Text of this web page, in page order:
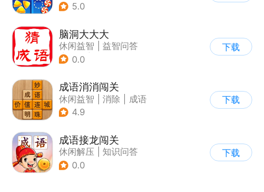
5.0
脑洞大大大
休闲益智
益智问答
| 成语
0.0
下载
成语消消闯关
休闲益智 消除
成语
4.9
下载
成语接龙闯关
休闲解压
知识问答
0.0
下载